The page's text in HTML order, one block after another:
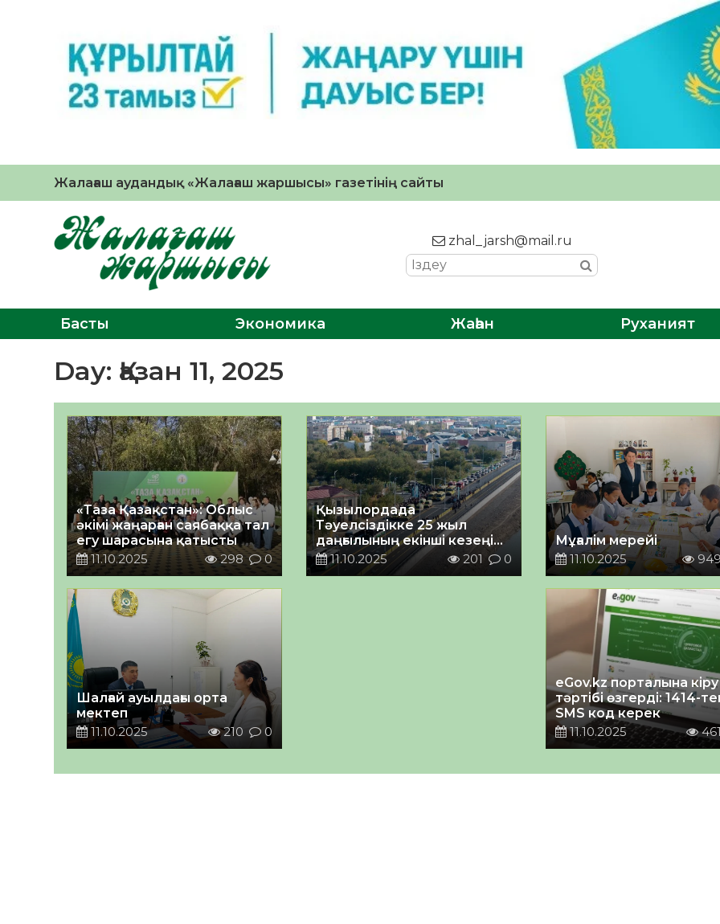
Жалағаш аудандық «Жалағаш жаршысы» газетінің сайты
zhal_jarsh@mail.ru
Басты Экономика Жаһан Руханият
Day: Қазан 11, 2025
«Таза Қазақстан»: Облыс
әкімі жаңарған саябаққа тал
егу шарасына қатысты
11.10.2025
298 0
Қызылордада
Тәуелсіздікке 25 жыл
даңғылының екінші кезеңі
аяқталып, пайдалануға
берілді
11.10.2025 201 0
Мұғалім мерейі
11.10.2025
Шалғай ауылдағы орта
мектеп
11.10.2025
210 0
eGov.kz порталына кіру
тәртібі өзгерді: 1414-
SMS код керек
11.10.2025
461